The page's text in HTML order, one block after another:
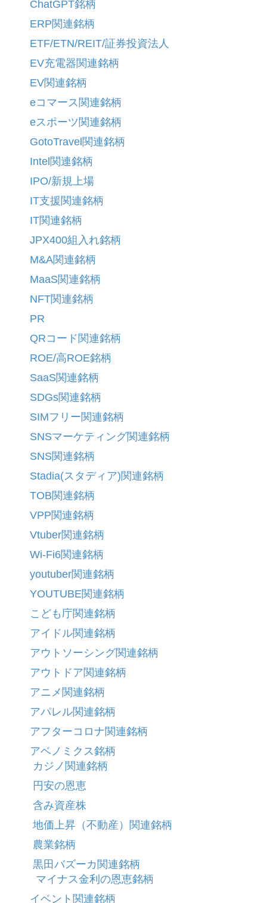
ChatGPT銘柄
ERP関連銘柄
ETF/ETN/REIT/証券投資法人
EV充電器関連銘柄
EV関連銘柄
eコマース関連銘柄
eスポーツ関連銘柄
GotoTravel関連銘柄
Intel関連銘柄
IPO/新規上場
IT支援関連銘柄
IT関連銘柄
JPX400組入れ銘柄
M&A関連銘柄
MaaS関連銘柄
NFT関連銘柄
PR
QRコード関連銘柄
ROE/高ROE銘柄
SaaS関連銘柄
SDGs関連銘柄
SIMフリー関連銘柄
SNSマーケティング関連銘柄
SNS関連銘柄
Stadia(スタディア)関連銘柄
TOB関連銘柄
VPP関連銘柄
Vtuber関連銘柄
Wi-Fi6関連銘柄
youtuber関連銘柄
YOUTUBE関連銘柄
こども庁関連銘柄
アイドル関連銘柄
アウトソーシング関連銘柄
アウトドア関連銘柄
アニメ関連銘柄
アパレル関連銘柄
アフターコロナ関連銘柄
アベノミクス銘柄
カジノ関連銘柄
円安の恩恵
含み資産株
地価上昇（不動産）関連銘柄
農業銘柄
黒田バズーカ関連銘柄
マイナス金利の恩恵銘柄
イベント関連銘柄